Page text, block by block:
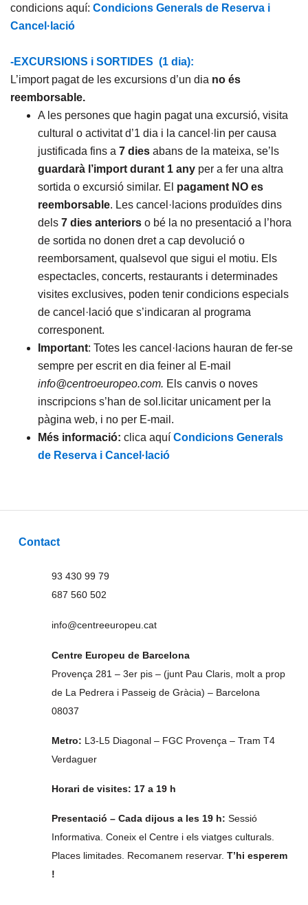
condicions aquí: Condicions Generals de Reserva i
Cancel·lació
-EXCURSIONS i SORTIDES (1 dia):
L’import pagat de les excursions d’un dia no és
reemborsable.
A les persones que hagin pagat una excursió, visita
cultural o activitat d’1 dia i la cancel·lin per causa
justificada fins a 7 dies abans de la mateixa, se’ls
guardarà l’import durant 1 any per a fer una altra
sortida o excursió similar. El pagament NO es
reemborsable. Les cancel·lacions produïdes dins
dels 7 dies anteriors o bé la no presentació a l’hora
de sortida no donen dret a cap devolució o
reemborsament, qualsevol que sigui el motiu. Els
espectacles, concerts, restaurants i determinades
visites exclusives, poden tenir condicions especials
de cancel·lació que s’indicaran al programa
corresponent.
Important: Totes les cancel·lacions hauran de fer-se
sempre per escrit en dia feiner al E-mail
info@centroeuropeo.com. Els canvis o noves
inscripcions s’han de sol.licitar unicament per la
pàgina web, i no per E-mail.
Més informació: clica aquí Condicions Generals
de Reserva i Cancel·lació
Contact
93 430 99 79
687 560 502
info@centreeuropeu.cat
Centre Europeu de Barcelona
Provença 281 – 3er pis – (junt Pau Claris, molt a prop
de La Pedrera i Passeig de Gràcia) – Barcelona
08037
Metro: L3-L5 Diagonal – FGC Provença – Tram T4
Verdaguer
Horari de visites: 17 a 19 h
Presentació – Cada dijous a les 19 h: Sessió
Informativa. Coneix el Centre i els viatges culturals.
Places limitades. Recomanem reservar. T’hi esperem
!